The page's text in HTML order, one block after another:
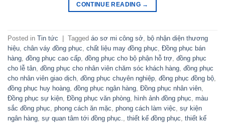
CONTINUE READING →
Posted in Tin tức Tagged áo sơ mi công sở, bộ nhận diện thương
hiệu, chân váy đồng phục, chất liệu may đồng phục, Đồng phục bán
hàng, đồng phục cao cấp, đồng phục cho bộ phận hỗ trợ, đồng phục
cho lễ tân, đồng phục cho nhân viên chăm sóc khách hàng, đồng phục
cho nhân viên giao dịch, đồng phục chuyên nghiệp, đồng phục đồng bộ,
đồng phục huy hoàng, đồng phục ngân hàng, Đồng phục nhân viên,
Đồng phục sự kiện, Đồng phục văn phòng, hình ảnh đồng phục, màu
sắc đồng phục, phong cách ăn mặc, phong cách làm việc, sự kiện
ngân hàng, sự quan tâm tới đồng phục., thiết kế đồng phục, thiết kế